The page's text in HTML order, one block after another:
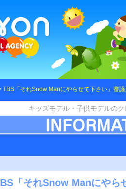
TBS「それSnow Manにやらせて下さい」審
キッズモデル・子供モデルの
「それSnow Manにやら